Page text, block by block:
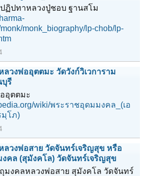
ฏิปทาหลวงปู่ชอบ ฐานสโม
monk_biography/lp-chob/lp-
ลวงพ่ออุตตมะ วัดวังก์วิเวการาม
บุรี
อุตตมะ
wiki/พระราชอุดมมงคล_(เอ
โภ)
ลวงพ่อสาย วัดจันทร์เจริญสุข หรือ
คล (สุมังคโล) วัดจันทร์เจริญสุข
มงคลหลวงพ่อสาย สุมังคโล วัดจันทร์